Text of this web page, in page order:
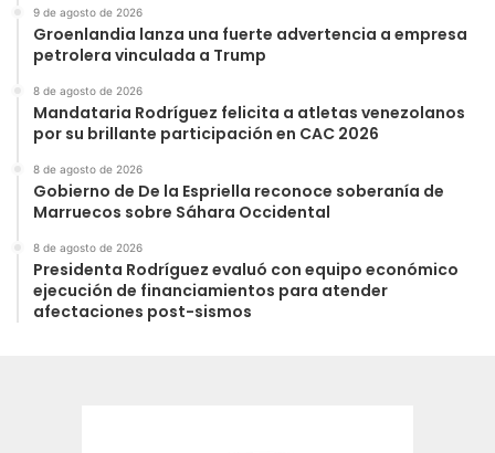
9 de agosto de 2026
Groenlandia lanza una fuerte advertencia a empresa
petrolera vinculada a Trump
8 de agosto de 2026
Mandataria Rodríguez felicita a atletas venezolanos
por su brillante participación en CAC 2026
8 de agosto de 2026
Gobierno de De la Espriella reconoce soberanía de
Marruecos sobre Sáhara Occidental
8 de agosto de 2026
Presidenta Rodríguez evaluó con equipo económico
ejecución de financiamientos para atender
afectaciones post-sismos